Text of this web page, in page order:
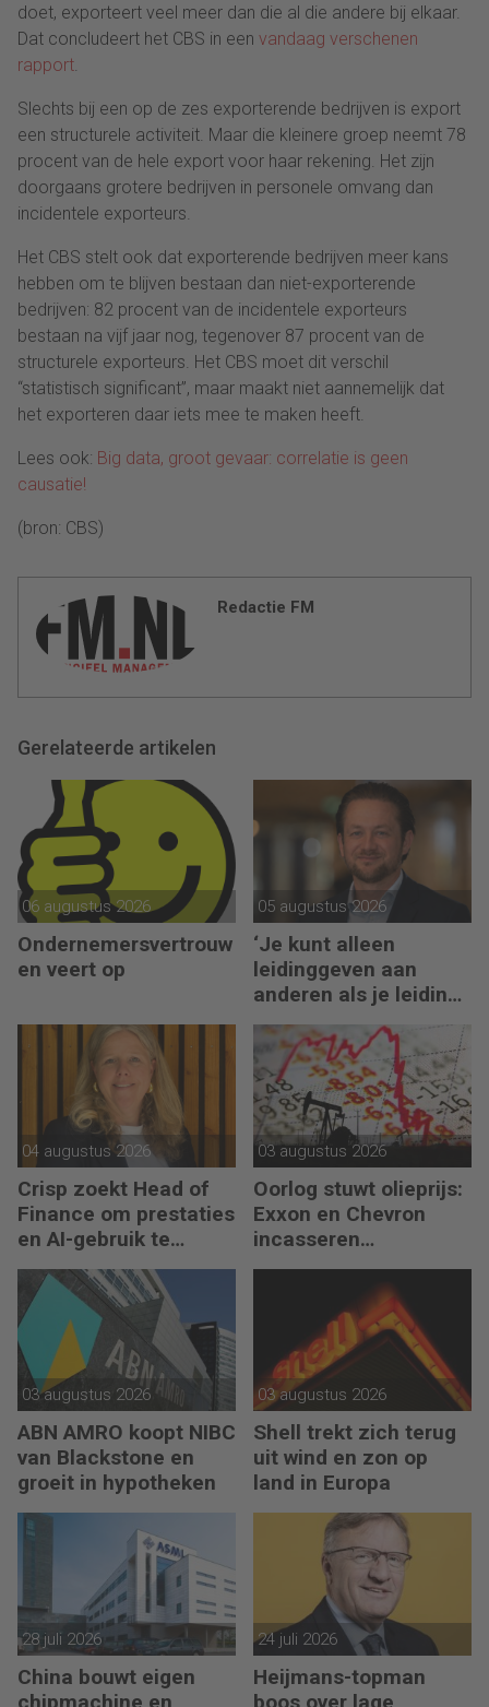
doet, exporteert veel meer dan die al die andere bij elkaar.
Dat concludeert het CBS in een vandaag verschenen
rapport
Slechts bij een op de zes exporterende bedrijven is export
een structurele activiteit. Maar die kleinere groep neemt 78
procent van de hele export voor haar rekening. Het zijn
doorgaans grotere bedrijven in personele omvang dan
incidentele exporteurs.
Het CBS stelt ook dat exporterende bedrijven meer kans
hebben om te blijven bestaan dan niet-exporterende
bedrijven: 82 procent van de incidentele exporteurs
bestaan na vijf jaar nog, tegenover 87 procent van de
structurele exporteurs. Het CBS moet dit verschil
“statistisch significant”, maar maakt niet aannemelijk dat
het exporteren daar iets mee te maken heeft.
Lees ook: Big data, groot gevaar: correlatie is geen
causatie!
(bron: CBS)
Redactie FM
Gerelateerde artikelen
06 augustus 2026
Ondernemersvertrouw
en veert op
05 augustus 2026
‘Je kunt alleen
leidinggeven aan
anderen als je leiding
kunt geven aan jezelf’
04 augustus 2026
Crisp zoekt Head of
Finance om prestaties
en AI-gebruik te
versnellen
03 augustus 2026
Oorlog stuwt olieprijs:
Exxon en Chevron
incasseren
miljardenwinsten
03 augustus 2026
ABN AMRO koopt NIBC
van Blackstone en
groeit in hypotheken
03 augustus 2026
Shell trekt zich terug
uit wind en zon op
land in Europa
28 juli 2026
China bouwt eigen
24 juli 2026
Heijmans-topman